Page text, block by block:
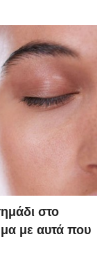
στο
με αυτά που